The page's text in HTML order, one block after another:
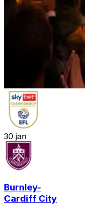
30 jan
Burnley-
Cardiff City